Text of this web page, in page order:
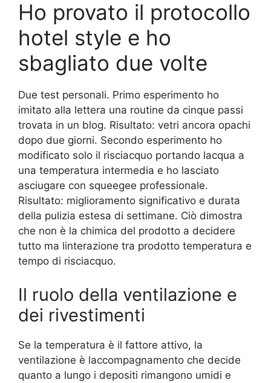
Ho provato il protocollo
hotel style e ho
sbagliato due volte
Due test personali. Primo esperimento ho
imitato alla lettera una routine da cinque passi
trovata in un blog. Risultato: vetri ancora opachi
dopo due giorni. Secondo esperimento ho
modificato solo il risciacquo portando lacqua a
una temperatura intermedia e ho lasciato
asciugare con squeegee professionale.
Risultato: miglioramento significativo e durata
della pulizia estesa di settimane. Ciò dimostra
che non è la chimica del prodotto a decidere
tutto ma linterazione tra prodotto temperatura e
tempo di risciacquo.
Il ruolo della ventilazione e
dei rivestimenti
Se la temperatura è il fattore attivo, la
ventilazione è laccompagnamento che decide
quanto a lungo i depositi rimangono umidi e